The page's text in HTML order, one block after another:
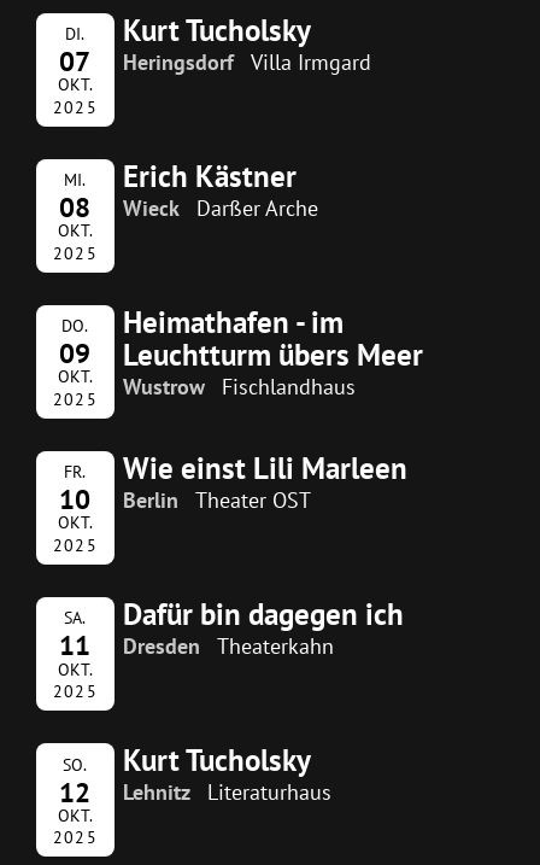
DI.
07
OKT.
2025
Kurt Tucholsky
Heringsdorf Villa Irmgard
MI.
08
OKT.
2025
Erich Kästner
Wieck Darßer Arche
DO.
09
OKT.
2025
Heimathafen - im
Leuchtturm übers Meer
Wustrow Fischlandhaus
FR.
10
OKT.
2025
Wie einst Lili Marleen
Berlin Theater OST
SA.
11
OKT.
2025
Dafür bin dagegen ich
Dresden Theaterkahn
SO.
12
OKT.
2025
Kurt Tucholsky
Lehnitz Literaturhaus